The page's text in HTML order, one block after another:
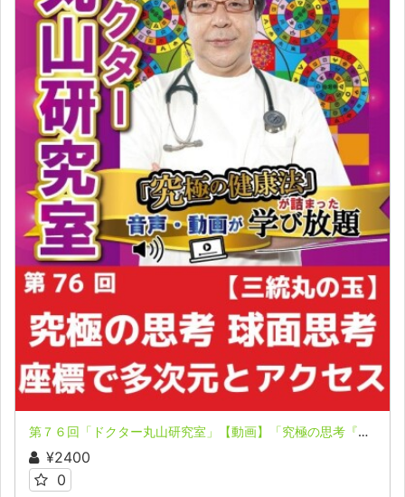
第７６回「ドクター丸山研究室」【動画】「究極の思考『球面思考』！？」「『座標』ができると多次元とのアクセスが可能に！」
¥2400
0